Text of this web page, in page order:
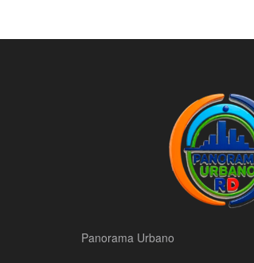
Panorama Urbano